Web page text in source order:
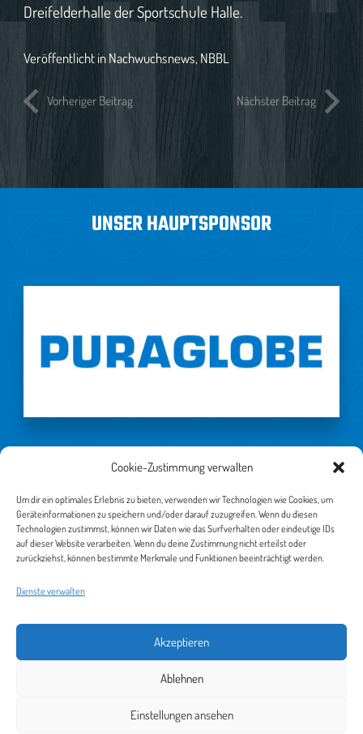
Cookie-Zustimmung verwalten
Um dir ein optimales Erlebnis zu bieten, verwenden wir Technologien wie Cookies, um
Geräteinformationen zu speichern und/oder darauf zuzugreifen. Wenn du diesen
Technologien zustimmst, können wir Daten wie das Surfverhalten oder eindeutige IDs
auf dieser Website verarbeiten. Wenn du deine Zustimmung nicht erteilst oder
zurückziehst, können bestimmte Merkmale und Funktionen beeinträchtigt werden.
Dienste verwalten
Akzeptieren
Ablehnen
Einstellungen ansehen
Dreifelderhalle der Sportschule Halle.
Veröffentlicht inNachwuchsnews, NBBL
Vorheriger Beitrag Nächster Beitrag
UNSER HAUPTSPONSOR
WEITERE SPONSOREN
Impressum
Cookie-Richtlinie (EU)